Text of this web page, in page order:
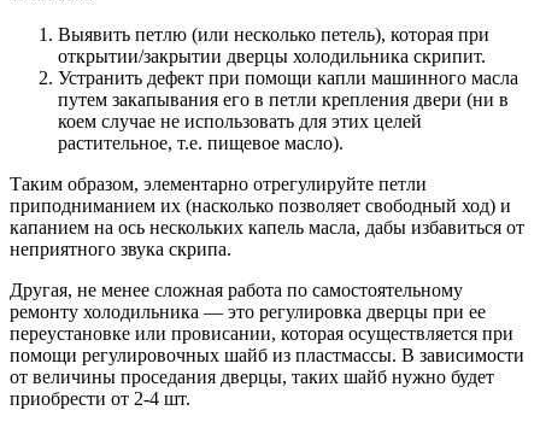
Выявить петлю (или несколько петель), которая при
открытии/закрытии дверцы холодильника скрипит.
Устранить дефект при помощи капли машинного масла
путем закапывания его в петли крепления двери (ни в
коем случае не использовать для этих целей
растительное, т.е. пищевое масло).
Таким образом, элементарно отрегулируйте петли
приподниманием их (насколько позволяет свободный ход) и
капанием на ось нескольких капель масла, дабы избавиться от
неприятного звука скрипа.
Другая, не менее сложная работа по самостоятельному
ремонту холодильника — это регулировка дверцы при ее
переустановке или провисании, которая осуществляется при
помощи регулировочных шайб из пластмассы. В зависимости
от величины проседания дверцы, таких шайб нужно будет
приобрести от 2-4 шт.